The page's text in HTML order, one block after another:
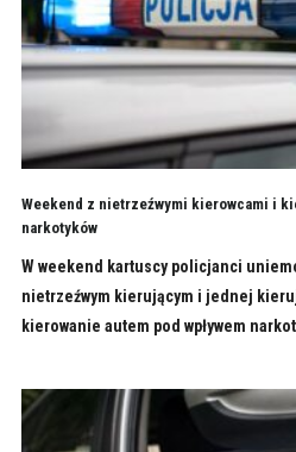
Weekend z nietrzeźwymi kierowcami i
narkotyków
W weekend kartuscy policjanci
nietrzeźwym kierującym i jednej
kierowanie autem pod wpływem